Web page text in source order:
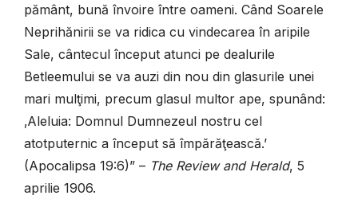
pământ, bună învoire între oameni. Când Soarele
Neprihănirii se va ridica cu vindecarea în aripile
Sale, cântecul început atunci pe dealurile
Betleemului se va auzi din nou din glasurile unei
mari mulţimi, precum glasul multor ape, spunând:
‚Aleluia: Domnul Dumnezeul nostru cel
atotputernic a început să împărăţească.’
(Apocalipsa 19:6)” – The Review and Herald, 5
aprilie 1906.